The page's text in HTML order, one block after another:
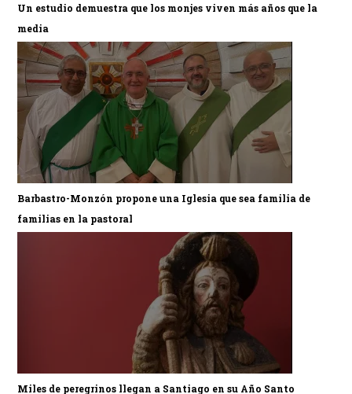
Un estudio demuestra que los monjes viven más años que la
media
Barbastro-Monzón propone una Iglesia que sea familia de
familias en la pastoral
Miles de peregrinos llegan a Santiago en su Año Santo